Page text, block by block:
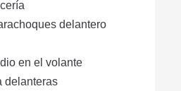
delantero
en el volante
delanteras